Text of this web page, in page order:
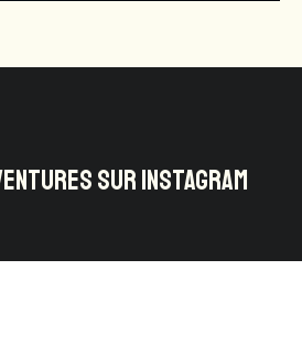
SUR INSTAGRAM